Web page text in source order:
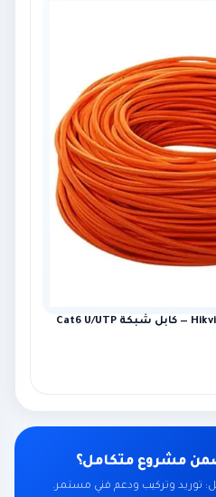
كابل شبكة Hikvision DS-1LN6-UU — كابل شبكة Cat6 U/UTP
ضمن مشروع متكامل؟
توريد وتركيب ودعم فني مستمر.